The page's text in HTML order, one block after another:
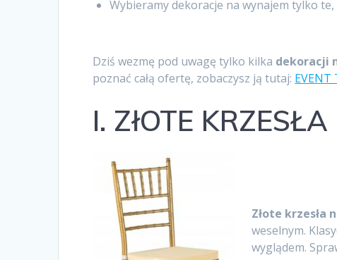
Wybieramy dekoracje na wynajem tylko
Dziś wezmę pod uwagę tylko kilka dekoracji
poznać całą ofertę, zobaczysz ją tutaj: EVENT
I. ZłOTE
Złote krzesła
weselnym.
wyglądem.